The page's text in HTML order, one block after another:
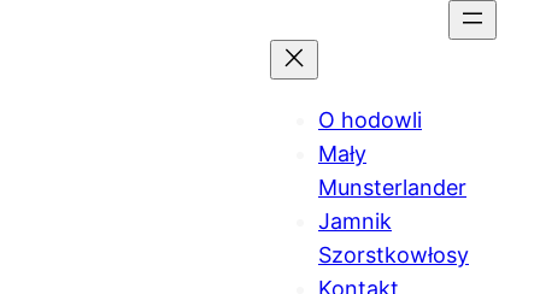
O hodowli
Mały
Munsterlander
Jamnik
Szorstkowłosy
Kontakt